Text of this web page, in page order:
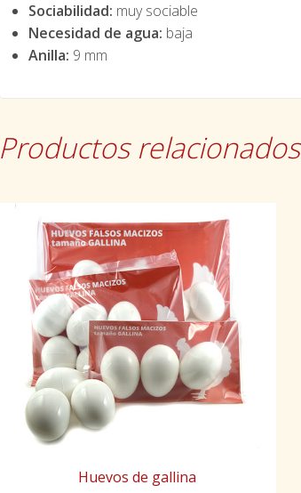
Sociabilidad: muy sociable
Necesidad de agua: baja
Anilla: 9 mm
Productos relacionados
Huevos de gallina